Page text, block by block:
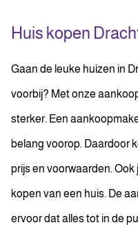
Huis kopen
Gaan de leuke huizen in
voorbij? Met onze
sterker. Een
belang voorop. Daardoor
prijs en voorwaarden.
kopen van een huis. De
ervoor dat alles tot in de